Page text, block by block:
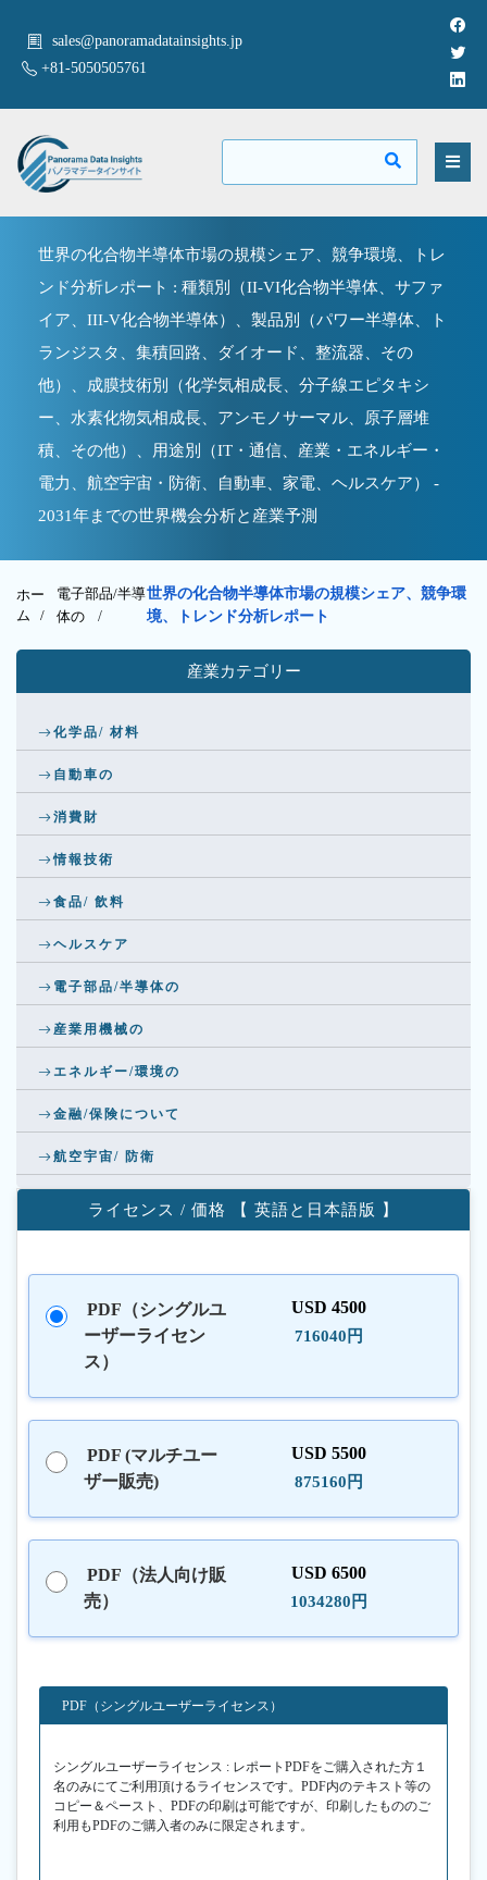
sales@panoramadatainsights.jp
+81-5050505761
世界の化合物半導体市場の規模シェア、競争環境、トレ
ンド分析レポート : 種類別（II-VI化合物半導体、サファ
イア、III-V化合物半導体）、製品別（パワー半導体、ト
ランジスタ、集積回路、ダイオード、整流器、その
他）、成膜技術別（化学気相成長、分子線エピタキシ
ー、水素化物気相成長、アンモノサーマル、原子層堆
積、その他）、用途別（IT・通信、産業・エネルギー・
電力、航空宇宙・防衛、自動車、家電、ヘルスケア） -
2031年までの世界機会分析と産業予測
ホー
ム /
電子部品/半導
体の/
世界の化合物半導体市場の規模シェア、競争環
境、トレンド分析レポート
産業カテゴリー
化学品/ 材料
自動車の
消費財
情報技術
食品/ 飲料
ヘルスケア
電子部品/半導体の
産業用機械の
エネルギー/環境の
金融/保険について
航空宇宙/ 防衛
ライセンス / 価格 【 英語と日本語版 】
PDF（シングルユ
ーザーライセン
ス）
USD 4500
716040円
PDF (マルチユー
ザー販売)
USD 5500
875160円
PDF（法人向け販
売）
USD 6500
1034280円
PDF（シングルユーザーライセンス）
シングルユーザーライセンス : レポートPDFをご購入された方１
名のみにてご利用頂けるライセンスです。PDF内のテキスト等の
コピー＆ペースト、PDFの印刷は可能ですが、印刷したもののご
利用もPDFのご購入者のみに限定されます。